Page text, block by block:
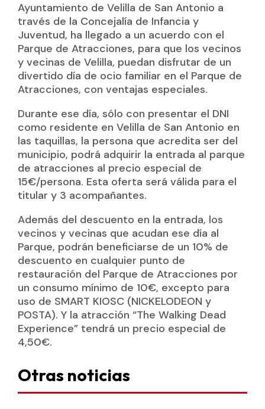
Ayuntamiento de Velilla de San Antonio a
través de la Concejalía de Infancia y
Juventud, ha llegado a un acuerdo con el
Parque de Atracciones, para que los vecinos
y vecinas de Velilla, puedan disfrutar de un
divertido día de ocio familiar en el Parque de
Atracciones, con ventajas especiales.
Durante ese día, sólo con presentar el DNI
como residente en Velilla de San Antonio en
las taquillas, la persona que acredita ser del
municipio, podrá adquirir la entrada al parque
de atracciones al precio especial de
15€/persona. Esta oferta será válida para el
titular y 3 acompañantes.
Además del descuento en la entrada, los
vecinos y vecinas que acudan ese día al
Parque, podrán beneficiarse de un 10% de
descuento en cualquier punto de
restauración del Parque de Atracciones por
un consumo mínimo de 10€, excepto para
uso de SMART KIOSC (NICKELODEON y
POSTA). Y la atracción “The Walking Dead
Experience” tendrá un precio especial de
4,50€.
Otras noticias